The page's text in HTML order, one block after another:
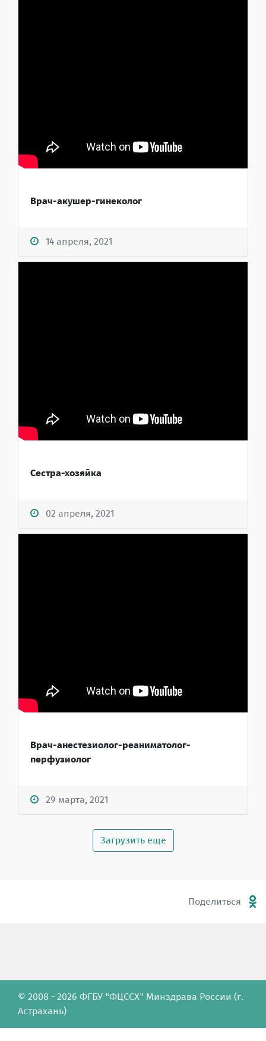
Врач-акушер-гинеколог
14 апреля, 2021
Сестра-хозяйка
02 апреля, 2021
Врач-анестезиолог-реаниматолог-
перфузиолог
29 марта, 2021
Загрузить еще
Поделиться
© 2008 - 2026 ФГБУ "ФЦССХ" Минздрава России (г.
Астрахань)